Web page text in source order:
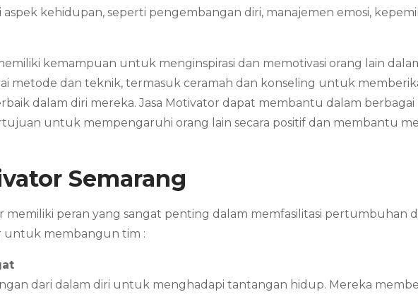
kehidupan, seperti pengembangan diri, manajemen emosi,
kemampuan untuk menginspirasi dan memotivasi orang lain
metode dan teknik, termasuk ceramah dan konseling untuk
dalam diri mereka. Jasa Motivator dapat membantu dalam
untuk mempengaruhi orang lain secara positif dan membantu
Semarang
peran yang sangat penting dalam memfasilitasi pertumbuhan
untuk membangun tim :
dari dalam diri untuk menghadapi tantangan hidup. Mereka